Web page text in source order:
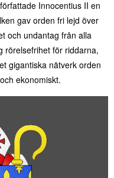
Innocentius II en
gav orden fri lejd över
och undantag från alla
rörelsefrihet för riddarna,
gigantiska nätverk orden
ekonomiskt.